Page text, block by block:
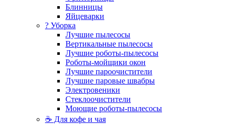
Блинницы
Яйцеварки
? Уборка
Лучшие пылесосы
Вертикальные пылесосы
Лучшие роботы-пылесосы
Роботы-мойщики окон
Лучшие пароочистители
Лучшие паровые швабры
Электровеники
Стеклоочистители
Моющие роботы-пылесосы
☕ Для кофе и чая